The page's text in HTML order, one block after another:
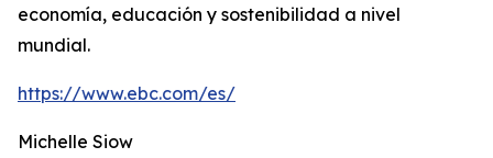
economía, educación y sostenibilidad a nivel
mundial.
https://www.ebc.com/es/
Michelle Siow